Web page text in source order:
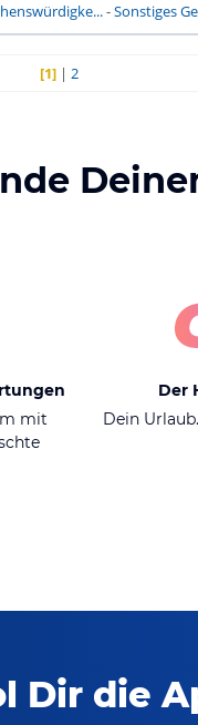
-Sonstiges
[1]| 2
mit
Der
Dein
Dir die